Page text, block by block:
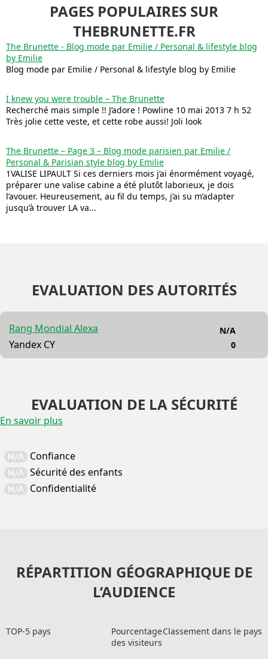
PAGES POPULAIRES SUR
THEBRUNETTE.FR
The Brunette - Blog mode par Emilie / Personal & lifestyle blog
by Emilie
Blog mode par Emilie / Personal & lifestyle blog by Emilie
I knew you were trouble – The Brunette
Recherché mais simple !! J’adore ! Powline 10 mai 2013 7 h 52
Très jolie cette veste, et cette robe aussi! Joli look
The Brunette – Page 3 – Blog mode parisien par Emilie /
Personal & Parisian style blog by Emilie
1VALISE LIPAULT Si ces derniers mois j’ai énormément voyagé,
préparer une valise cabine a été plutôt laborieux, je dois
l’avouer. Heureusement, au fil du temps, j’ai su m’adapter
jusqu’à trouver LA va...
EVALUATION DES AUTORITÉS
Rang Mondial Alexa
Yandex CY
N/A
0
EVALUATION DE LA SÉCURITÉ
En savoir plus
N/A Confiance
N/A Sécurité des enfants
N/A Confidentialité
RÉPARTITION GÉOGRAPHIQUE DE
L’AUDIENCE
TOP-5 pays
Pourcentage
des visiteurs
Classement dans le pays